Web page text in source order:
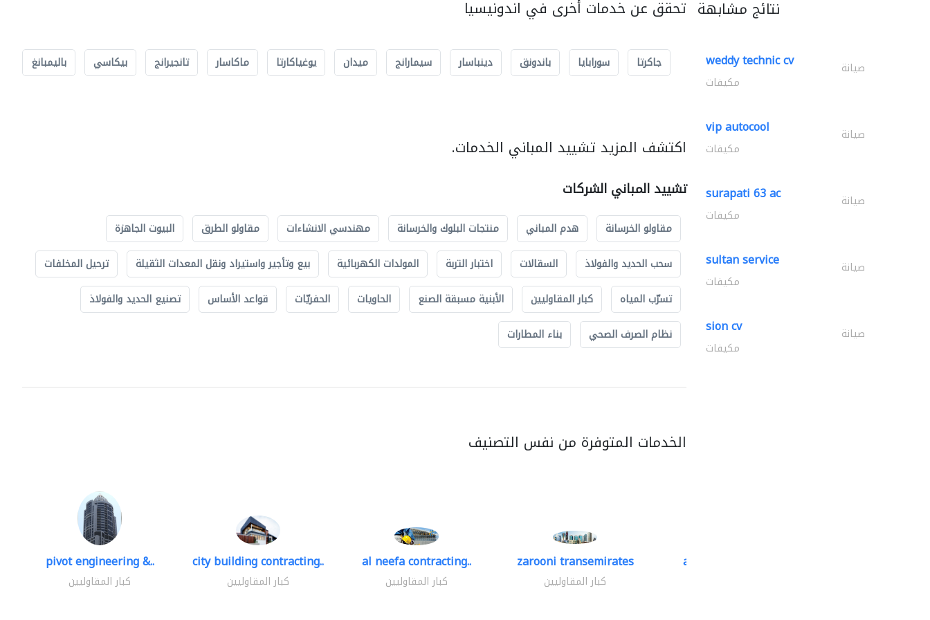
تحقق عن خدمات أخرى في اندونيسيا
جاكرتا سورابايا باندونق دينباسار سيمارانج ميدان يوغياكارتا ماكاسار تانجيرانج بيكاسي باليمبانغ
اكتشف المزيد تشييد المباني الخدمات.
تشييد المباني الشركات
مقاولو الخرسانة هدم المباني منتجات البلوك والخرسانة مهندسي الانشاءات مقاولو الطرق
البيوت الجاهزة
سحب الحديد والفولاذ
السقالات اختبار التربة المولدات الكهربائية بيع وتأجير واستيراد ونقل المعدات الثقيلة
ترحيل المخلفات
تسرّب المياه
كبار المقاوليين الأبنية مسبقة الصنع الحاويات الحفريّات قواعد الأساس
تصنيع الحديد والفولاذ
نظام الصرف الصحي
بناء المطارات
الخدمات المتوفرة من نفس التصنيف
pivot engineering &..
كبار المقاوليين
city building contracting..
كبار المقاوليين
al neefa contracting..
كبار المقاوليين
zarooni transemirates
كبار المقاوليين
accurate bldh cont..
نتائج مشابهة
weddy technic cv صيانة
مكيفات
vip autocool صيانة
مكيفات
surapati 63 ac صيانة
مكيفات
sultan service صيانة
مكيفات
sion cv صيانة
مكيفات